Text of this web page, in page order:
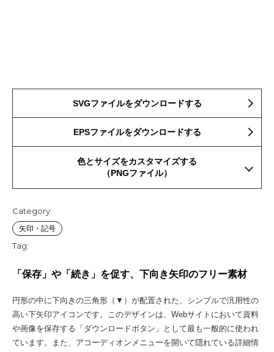
SVGファイルをダウンロードする
EPSファイルをダウンロードする
色とサイズをカスタマイズする
（PNGファイル）
Category:
矢印・記号
Tag:
「保存」や「続き」を促す、下向き矢印のフリー素材
円形の中に下向きの三角形（▼）が配置された、シンプルで汎用性の
高い下矢印アイコンです。このデザインは、Webサイトにおいて資料
や画像を保存する「ダウンロードボタン」として最も一般的に使われ
ています。また、アコーディオンメニューを開いて隠れている詳細情